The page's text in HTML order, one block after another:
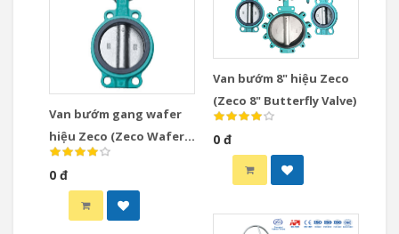
Van bướm gang wafer
hiệu Zeco (Zeco Wafer
Butterfly Valve)
0 đ
Van bướm 8" hiệu Zeco
(Zeco 8" Butterfly Valve)
0 đ